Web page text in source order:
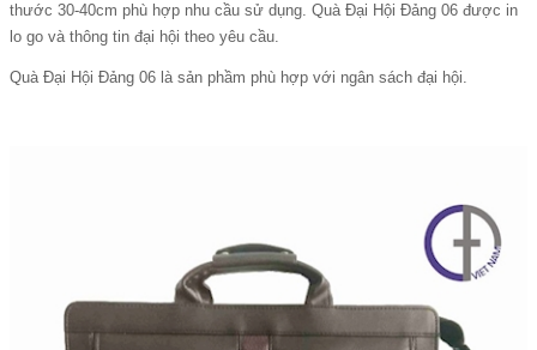
thước 30-40cm phù hợp nhu cầu sử dụng. Quà Đại Hội Đảng 06 được in
lo go và thông tin đại hội theo yêu cầu.
Quà Đại Hội Đảng 06 là sản phầm phù hợp với ngân sách đại hội.